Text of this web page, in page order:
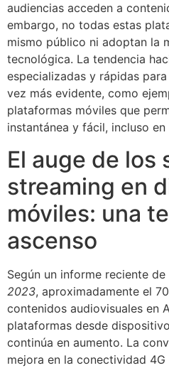
audiencias acceden a
embargo, no todas estas
mismo público ni adoptan la
tecnológica. La tendencia
especializadas y rápidas
vez más evidente, como
plataformas móviles que
instantánea y fácil, incluso
El auge de los
streaming en
móviles: una
ascenso
Según un informe reciente de
2023, aproximadamente el
contenidos audiovisuales en
plataformas desde
continúa en aumento. La
mejora en la conectividad